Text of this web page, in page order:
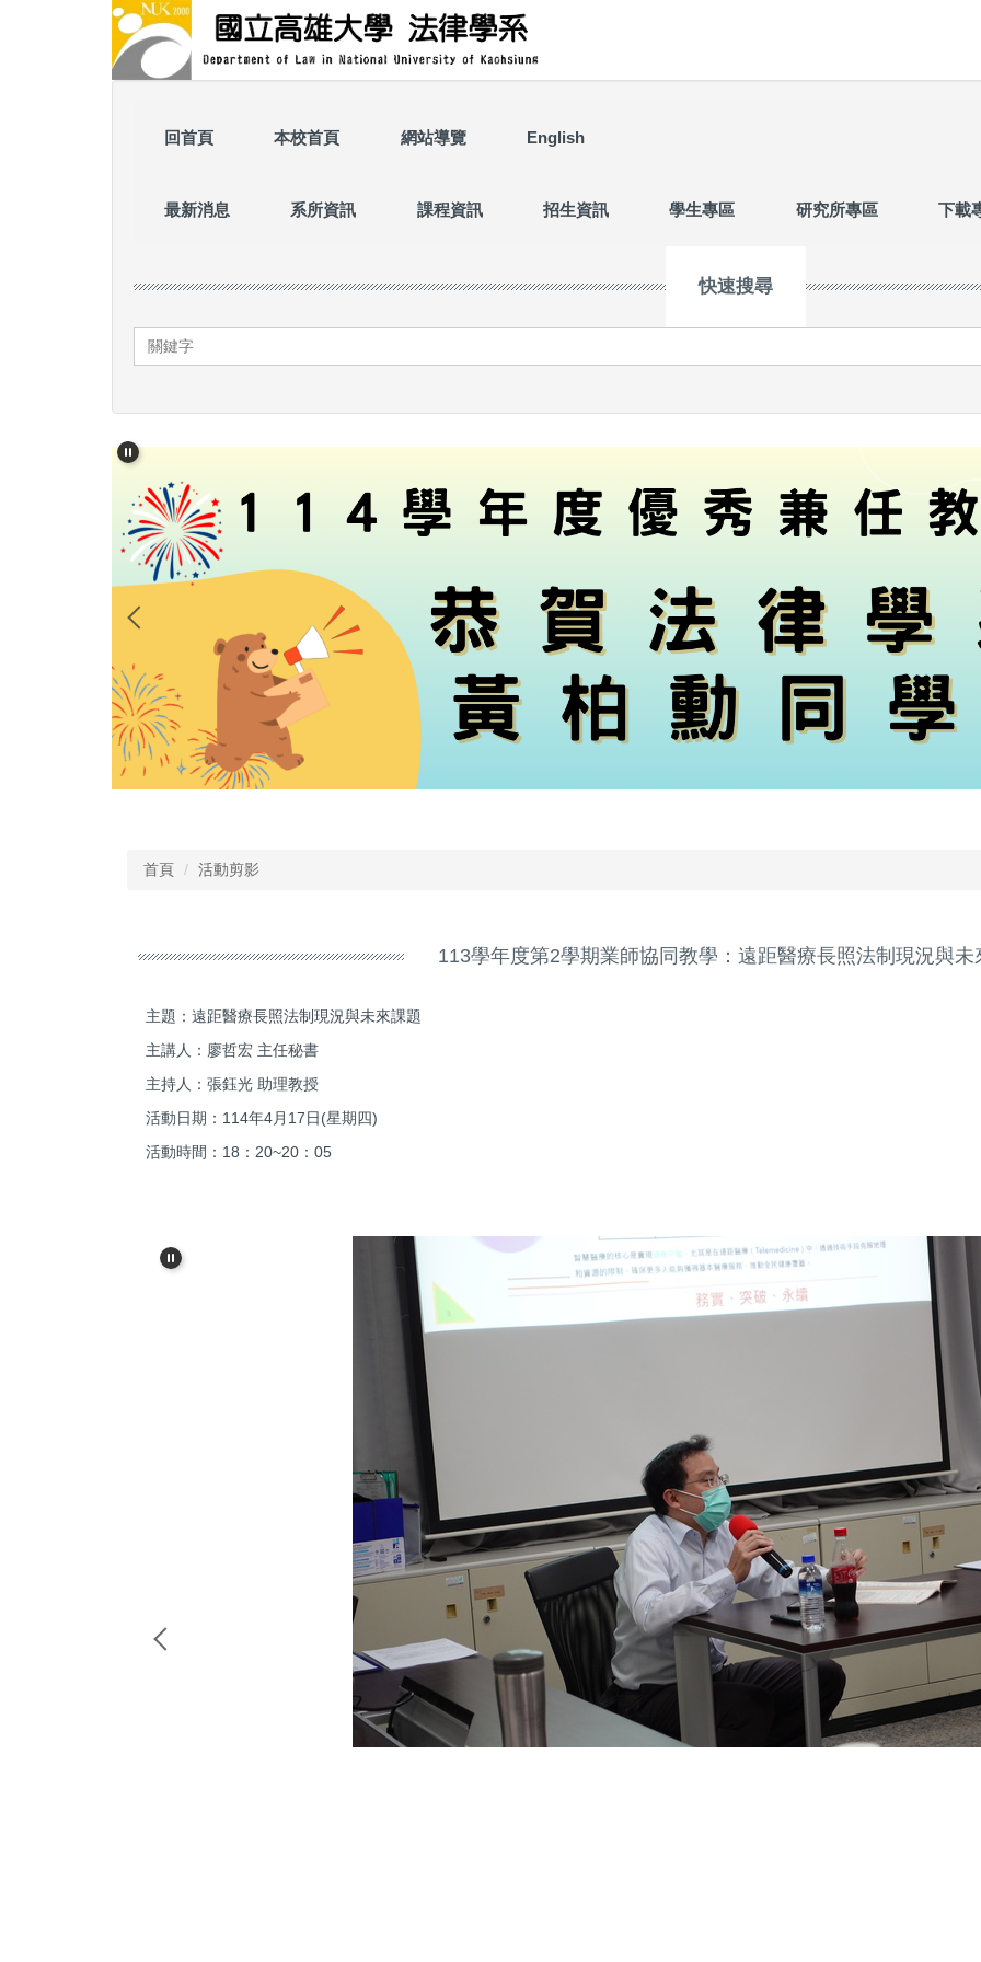
回首頁 本校首頁 網站導覽 English
最新消息 系所資訊 課程資訊 招生資訊 學生專區 研究所專區 下載
快速搜尋
首頁 活動剪影
113學年度第2學期業師協同教學：遠距醫療長照法制現況與未
主題：遠距醫療長照法制現況與未來課題
主講人：廖哲宏 主任秘書
主持人：張鈺光 助理教授
活動日期：114年4月17日(星期四)
活動時間：18：20~20：05